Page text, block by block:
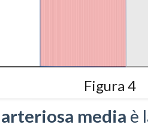
Figura 4
media è